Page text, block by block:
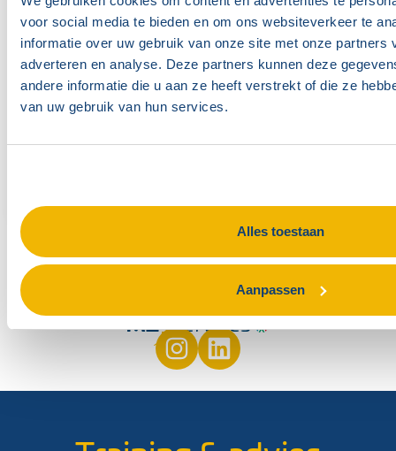
voor social media te bieden en om ons websiteverkeer te
informatie over uw gebruik van onze site met onze partners
adverteren en analyse. Deze partners kunnen deze
andere informatie die u aan ze heeft verstrekt of die ze
van uw gebruik van hun services.
Alles toestaan
Aanpassen